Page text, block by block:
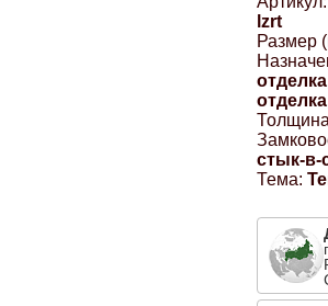
lzrt
Размер
стык-в-
Тема:
Компрессионные фитинги Poliext
Эмали универсальные
Магнитные панели на